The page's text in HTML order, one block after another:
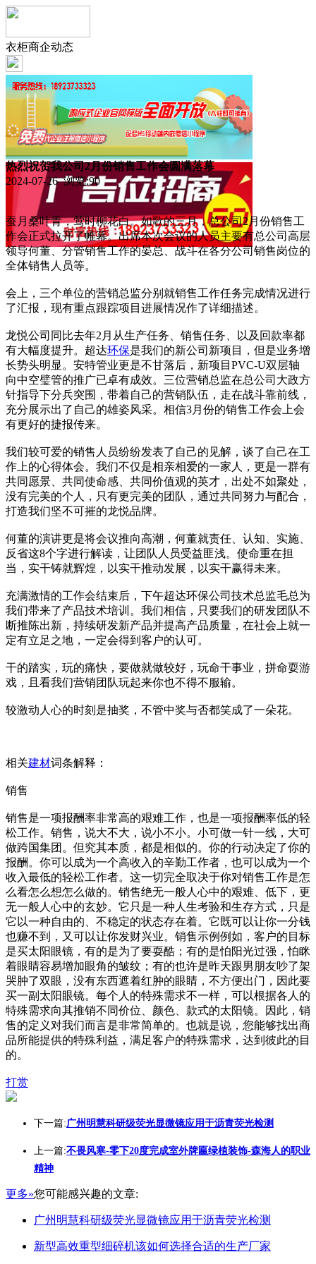
衣柜商企动态
热烈祝贺我公司2月份销售工作会圆满落幕
2024-07-26 浏览:90
蚕月桑叶青，莺时柳花白。如歌的三月，总公司2月份销售工
作会正式拉开了帷幕。出席本次会议的人员主要有总公司高层
领导何董、分管销售工作的晏总、战斗在各分公司销售岗位的
全体销售人员等。
会上，三个单位的营销总监分别就销售工作任务完成情况进行
了汇报，现有重点跟踪项目进展情况作了详细描述。
龙悦公司同比去年2月从生产任务、销售任务、以及回款率都
有大幅度提升。超达环保是我们的新公司新项目，但是业务增
长势头明显。安特管业更是不甘落后，新项目PVC-U双层轴
向中空璧管的推广已卓有成效。三位营销总监在总公司大政方
针指导下分兵突围，带着自己的营销队伍，走在战斗靠前线，
充分展示出了自己的雄姿风采。相信3月份的销售工作会上会
有更好的捷报传来。
我们较可爱的销售人员纷纷发表了自己的见解，谈了自己在工
作上的心得体会。我们不仅是相亲相爱的一家人，更是一群有
共同愿景、共同使命感、共同价值观的英才，出处不如聚处，
没有完美的个人，只有更完美的团队，通过共同努力与配合，
打造我们坚不可摧的龙悦品牌。
何董的演讲更是将会议推向高潮，何董就责任、认知、实施、
反省这8个字进行解读，让团队人员受益匪浅。使命重在担
当，实干铸就辉煌，以实干推动发展，以实干赢得未来。
充满激情的工作会结束后，下午超达环保公司技术总监毛总为
我们带来了产品技术培训。我们相信，只要我们的研发团队不
断推陈出新，持续研发新产品并提高产品质量，在社会上就一
定有立足之地，一定会得到客户的认可。
干的踏实，玩的痛快，要做就做较好，玩命干事业，拼命耍游
戏，且看我们营销团队玩起来你也不得不服输。
较激动人心的时刻是抽奖，不管中奖与否都笑成了一朵花。
相关建材词条解释：
销售
销售是一项报酬率非常高的艰难工作，也是一项报酬率低的轻
松工作。销售，说大不大，说小不小。小可做一针一线，大可
做跨国集团。但究其本质，都是相似的。你的行动决定了你的
报酬。你可以成为一个高收入的辛勤工作者，也可以成为一个
收入最低的轻松工作者。这一切完全取决于你对销售工作是怎
么看怎么想怎么做的。销售绝无一般人心中的艰难、低下，更
无一般人心中的玄妙。它只是一种人生考验和生存方式，只是
它以一种自由的、不稳定的状态存在着。它既可以让你一分钱
也赚不到，又可以让你发财兴业。销售示例例如，客户的目标
是买太阳眼镜，有的是为了要耍酷；有的是怕阳光过强，怕眯
着眼睛容易增加眼角的皱纹；有的也许是昨天跟男朋友吵了架
哭肿了双眼，没有东西遮着红肿的眼睛，不方便出门，因此要
买一副太阳眼镜。每个人的特殊需求不一样，可以根据各人的
特殊需求向其推销不同价位、颜色、款式的太阳镜。因此，销
售的定义对我们而言是非常简单的。也就是说，您能够找出商
品所能提供的特殊利益，满足客户的特殊需求，达到彼此的目
的。
打赏
下一篇:广州明慧科研级荧光显微镜应用于沥青荧光检测
上一篇:不畏风寒-零下20度完成室外牌匾绿植装饰-森海人的职业
精神
更多»您可能感兴趣的文章:
广州明慧科研级荧光显微镜应用于沥青荧光检测
新型高效重型细碎机该如何选择合适的生产厂家